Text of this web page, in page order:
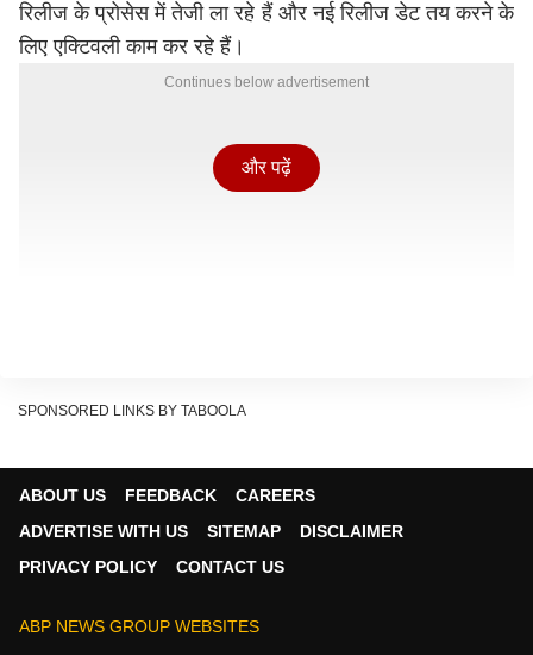
रिलीज के प्रोसेस में तेजी ला रहे हैं और नई रिलीज डेट तय करने के
लिए एक्टिवली काम कर रहे हैं।
Continues below advertisement
'जना नायकन' कब होगी रिलीज?
और पढ़ें
SPONSORED LINKS BY TABOOLA
ABOUT US FEEDBACK
CAREERS
ADVERTISE WITH US
SITEMAP
DISCLAIMER
PRIVACY POLICY
CONTACT US
ABP NEWS GROUP WEBSITES